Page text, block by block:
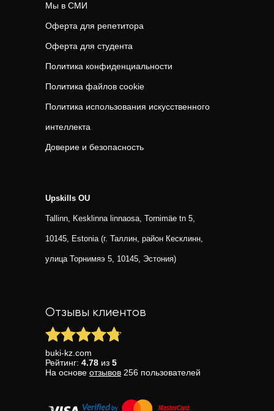
Мы в СМИ
Оферта для репетитора
Оферта для студента
Политика конфиденциальности
Политика файлов cookie
Политика использования искусственного
интеллекта
Доверие и безопасность
Upskills OU
Tallinn, Kesklinna linnaosa, Tornimäe tn 5,
10145, Estonia (г. Таллин, район Кесклинн,
улица Торнимяэ 5, 10145, Эстония)
Отзывы клиентов
buki-kz.com
Рейтинг: 4.78 из 5
На основе отзывов 256 пользователей